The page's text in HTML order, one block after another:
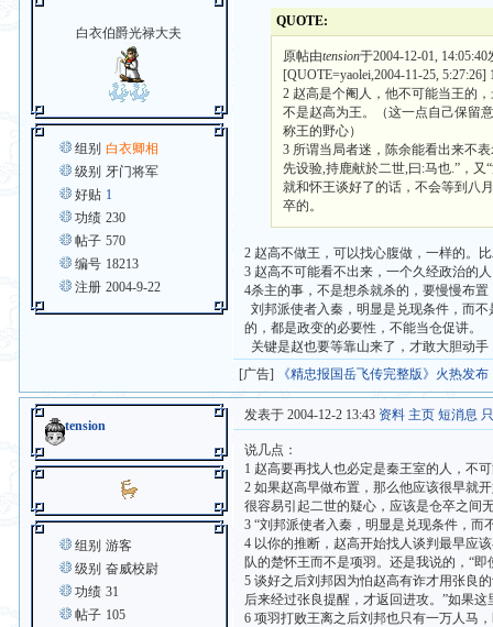
白衣伯爵光禄大夫
组别 白衣卿相
级别 牙门将军
好贴 1
功绩 230
帖子 570
编号 18213
注册 2004-9-22
QUOTE:
原帖由tension于2004-12-01, 14:05:40
[QUOTE=yaolei,2004-11-25,
2 赵高是个阉人，他不可能当王的
不是赵高为王。（这一点自己保留
称王的野心）
3 所谓当局者迷，陈余能看出来不
先设验,持鹿献於二世,曰:马也.”，
就和怀王谈好了的话，不会等到八
卒的。
2 赵高不做王，可以找心腹做，一样的。
3 赵高不可能看不出来，一个久经政治的
4杀主的事，不是想杀就杀的，要慢慢布
刘邦派使者入秦，明显是兑现条件，而
的，都是政变的必要性，不能当仓促讲。
关键是赵也要等靠山来了，才敢大胆动
[广告]
《精忠报国岳飞传完整版》火热发布
tension
组别 游客
级别 奋威校尉
功绩 31
帖子 105
发表于 2004-12-2 13:43 资料 主页 短消息
说几点：
1 赵高要再找人也必定是秦王室的人，不
2 如果赵高早做布置，那么他应该很早就
很容易引起二世的疑心，应该是仓卒之间
3 “刘邦派使者入秦，明显是兑现条件，而
4 以你的推断，赵高开始找人谈判最早应
队的楚怀王而不是项羽。还是我说的，“
5 谈好之后刘邦因为怕赵高有诈才用张良
后来经过张良提醒，才返回进攻。”如果
6 项羽打败王离之后刘邦也只有一万人马